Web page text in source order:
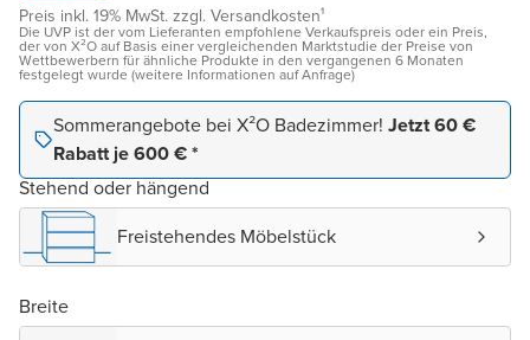
Preis inkl. 19% MwSt. zzgl. Versandkosten¹
Die UVP ist der vom Lieferanten empfohlene Verkaufspreis oder ein Preis,
der von X²O auf Basis einer vergleichenden Marktstudie der Preise von
Wettbewerbern für ähnliche Produkte in den vergangenen 6 Monaten
festgelegt wurde (weitere Informationen auf Anfrage)
Sommerangebote bei X²O Badezimmer! Jetzt 60 €
Rabatt je 600 € *
Stehend oder hängend
Freistehendes Möbelstück
Breite